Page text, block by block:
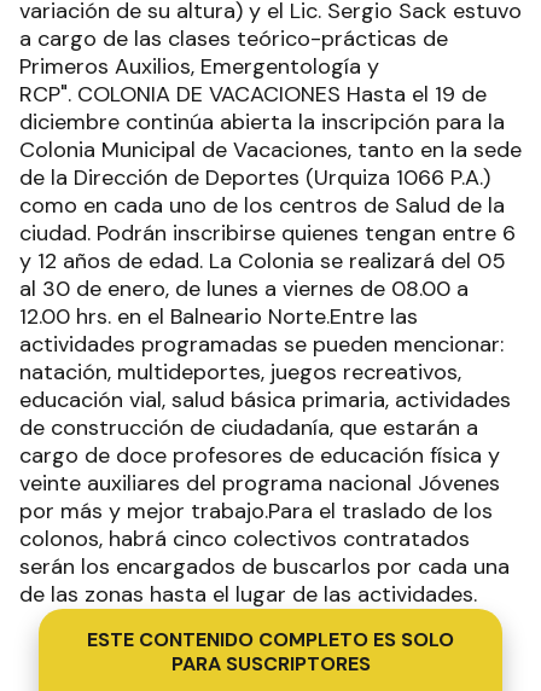
variación de su altura) y el Lic. Sergio Sack estuvo
a cargo de las clases teórico-prácticas de
Primeros Auxilios, Emergentología y
RCP". COLONIA DE VACACIONES Hasta el 19 de
diciembre continúa abierta la inscripción para la
Colonia Municipal de Vacaciones, tanto en la sede
de la Dirección de Deportes (Urquiza 1066 P.A.)
como en cada uno de los centros de Salud de la
ciudad. Podrán inscribirse quienes tengan entre 6
y 12 años de edad. La Colonia se realizará del 05
al 30 de enero, de lunes a viernes de 08.00 a
12.00 hrs. en el Balneario Norte.Entre las
actividades programadas se pueden mencionar:
natación, multideportes, juegos recreativos,
educación vial, salud básica primaria, actividades
de construcción de ciudadanía, que estarán a
cargo de doce profesores de educación física y
veinte auxiliares del programa nacional Jóvenes
por más y mejor trabajo.Para el traslado de los
colonos, habrá cinco colectivos contratados
serán los encargados de buscarlos por cada una
de las zonas hasta el lugar de las actividades.
ESTE CONTENIDO COMPLETO ES SOLO
PARA SUSCRIPTORES